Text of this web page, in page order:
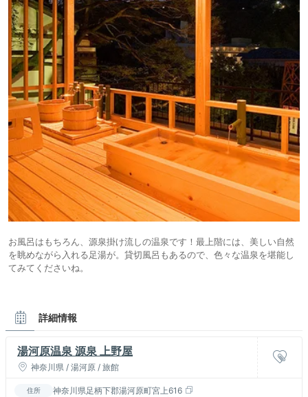
お風呂はもちろん、源泉掛け流しの温泉です！最上階には、美しい自然
を眺めながら入れる足湯が。貸切風呂もあるので、色々な温泉を堪能し
てみてくださいね。
詳細情報
湯河原温泉 源泉 上野屋
神奈川県 / 湯河原 / 旅館
住所 神奈川県足柄下郡湯河原町宮上616